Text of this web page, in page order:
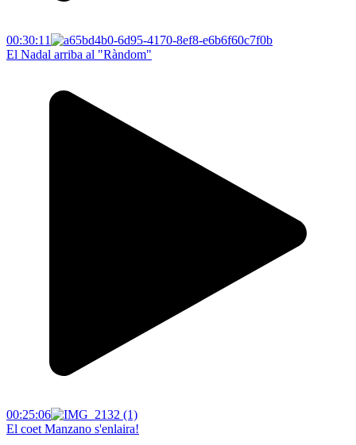
00:30:11
El Nadal arriba al "Ràndom"
00:25:06
El coet Manzano s'enlaira!